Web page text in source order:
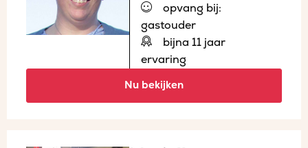
opvang bij:
gastouder
bijna 11 jaar
ervaring
Nu bekijken